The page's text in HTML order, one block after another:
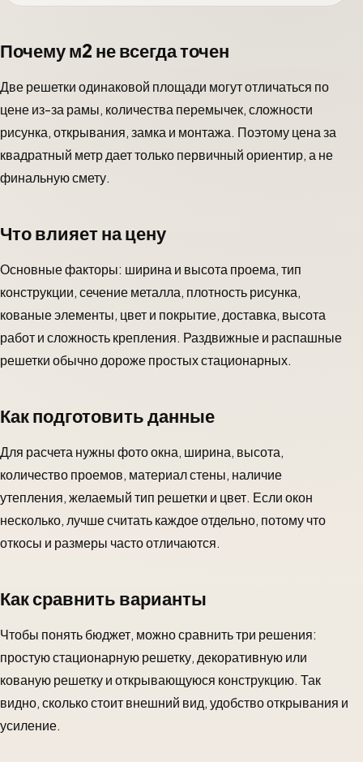
Почему м2 не всегда точен
Две решетки одинаковой площади могут отличаться по
цене из-за рамы, количества перемычек, сложности
рисунка, открывания, замка и монтажа. Поэтому цена за
квадратный метр дает только первичный ориентир, а не
финальную смету.
Что влияет на цену
Основные факторы: ширина и высота проема, тип
конструкции, сечение металла, плотность рисунка,
кованые элементы, цвет и покрытие, доставка, высота
работ и сложность крепления. Раздвижные и распашные
решетки обычно дороже простых стационарных.
Как подготовить данные
Для расчета нужны фото окна, ширина, высота,
количество проемов, материал стены, наличие
утепления, желаемый тип решетки и цвет. Если окон
несколько, лучше считать каждое отдельно, потому что
откосы и размеры часто отличаются.
Как сравнить варианты
Чтобы понять бюджет, можно сравнить три решения:
простую стационарную решетку, декоративную или
кованую решетку и открывающуюся конструкцию. Так
видно, сколько стоит внешний вид, удобство открывания и
усиление.